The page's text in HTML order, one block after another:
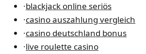
·blackjack online seriös
·casino auszahlung vergleich
·casino deutschland bonus
·live roulette casino